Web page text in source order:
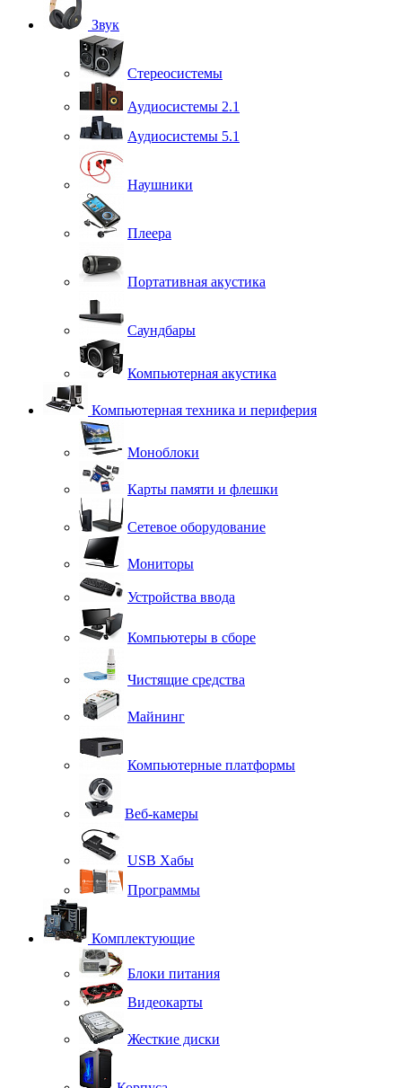
Звук
Стереосистемы
Аудиосистемы 2.1
Аудиосистемы 5.1
Наушники
Плеера
Портативная акустика
Саундбары
Компьютерная акустика
Компьютерная техника и периферия
Моноблоки
Карты памяти и флешки
Сетевое оборудование
Мониторы
Устройства ввода
Компьютеры в сборе
Чистящие средства
Майнинг
Компьютерные платформы
Веб-камеры
USB Хабы
Программы
Комплектующие
Блоки питания
Видеокарты
Жесткие диски